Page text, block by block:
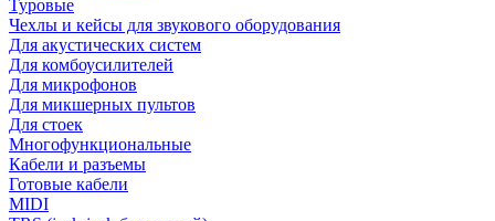
Туровые
Чехлы и кейсы для звукового оборудования
Для акустических систем
Для комбоусилителей
Для микрофонов
Для микшерных пультов
Для стоек
Многофункциональные
Кабели и разъемы
Готовые кабели
MIDI